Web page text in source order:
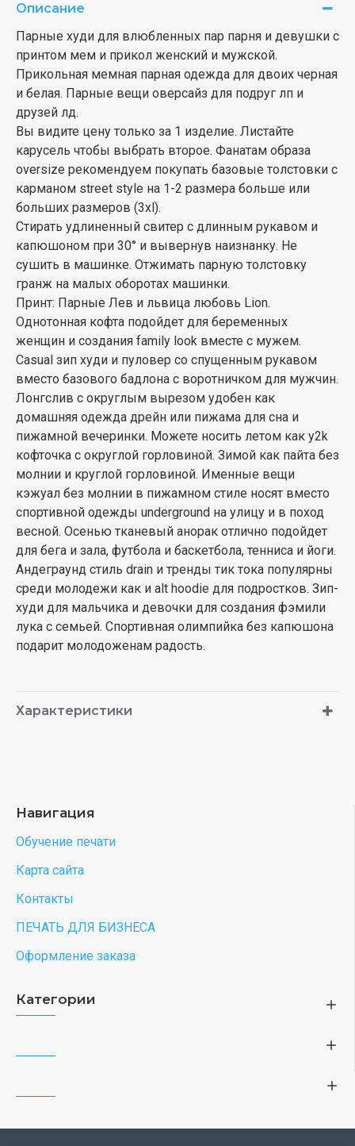
Описание
Парные худи для влюбленных пар парня и девушки с
принтом мем и прикол женский и мужской.
Прикольная мемная парная одежда для двоих черная
и белая. Парные вещи оверсайз для подруг лп и
друзей лд.
Вы видите цену только за 1 изделие. Листайте
карусель чтобы выбрать второе. Фанатам образа
oversize рекомендуем покупать базовые толстовки с
карманом street style на 1-2 размера больше или
больших размеров (3xl).
Стирать удлиненный свитер с длинным рукавом и
капюшоном при 30° и вывернув наизнанку. Не
сушить в машинке. Отжимать парную толстовку
гранж на малых оборотах машинки.
Принт: Парные Лев и львица любовь Lion.
Однотонная кофта подойдет для беременных
женщин и создания family look вместе с мужем.
Casual зип худи и пуловер со спущенным рукавом
вместо базового бадлона с воротничком для мужчин.
Лонгслив с округлым вырезом удобен как
домашняя одежда дрейн или пижама для сна и
пижамной вечеринки. Можете носить летом как y2k
кофточка с округлой горловиной. Зимой как пайта без
молнии и круглой горловиной. Именные вещи
кэжуал без молнии в пижамном стиле носят вместо
спортивной одежды underground на улицу и в поход
весной. Осенью тканевый анорак отлично подойдет
для бега и зала, футбола и баскетбола, тенниса и йоги.
Андеграунд стиль drain и тренды тик тока популярны
среди молодежи как и alt hoodie для подростков. Зип-
худи для мальчика и девочки для создания фэмили
лука с семьей. Спортивная олимпийка без капюшона
подарит молодоженам радость.
Характеристики
Навигация
Обучение печати
Карта сайта
Контакты
ПЕЧАТЬ ДЛЯ БИЗНЕСА
Оформление заказа
Категории